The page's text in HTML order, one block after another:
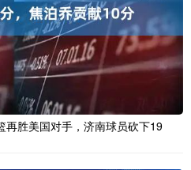
再胜美国对手，济南球员砍下19